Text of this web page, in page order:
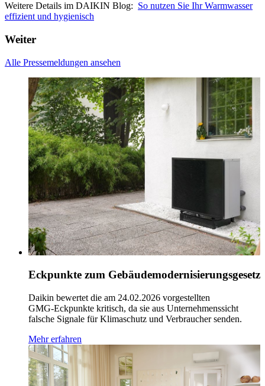
Weitere Details im DAIKIN Blog: So nutzen Sie Ihr Warmwasser
effizient und hygienisch
Weiter
Alle Pressemeldungen ansehen
Eckpunkte zum Gebäudemodernisierungsgesetz
Daikin bewertet die am 24.02.2026 vorgestellten
GMG‑Eckpunkte kritisch, da sie aus Unternehmenssicht
falsche Signale für Klimaschutz und Verbraucher senden.
Mehr erfahren